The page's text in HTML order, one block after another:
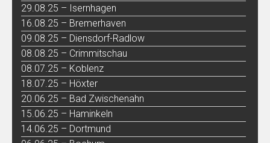
29.08.25 – Isernhagen
16.08.25 – Bremerhaven
09.08.25 – Diensdorf-Radlow
08.08.25 – Crimmitschau
08.07.25 – Koblenz
18.07.25 – Höxter
20.06.25 – Bad Zwischenahn
15.06.25 – Haminkeln
14.06.25 – Dortmund